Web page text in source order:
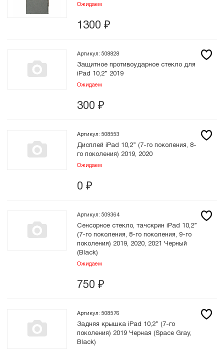
Ожидаем
1300 ₽
Артикул: 508828
Защитное противоударное стекло для
iPad 10,2” 2019
Ожидаем
300 ₽
Артикул: 508553
Дисплей iPad 10,2” (7-го поколения, 8-
го поколения) 2019, 2020
Ожидаем
0 ₽
Артикул: 509364
Сенсорное стекло, тачскрин iPad 10,2”
(7-го поколения, 8-го поколения, 9-го
поколения) 2019, 2020, 2021 Черный
(Black)
Ожидаем
750 ₽
Артикул: 508576
Задняя крышка iPad 10,2” (7-го
поколения) 2019 Черная (Space Gray,
Black)